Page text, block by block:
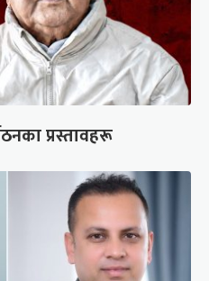
प्रस्तावहरू